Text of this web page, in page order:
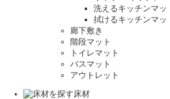
洗えるキッチンマッ
拭けるキッチンマッ
廊下敷き
階段マット
トイレマット
バスマット
アウトレット
床材